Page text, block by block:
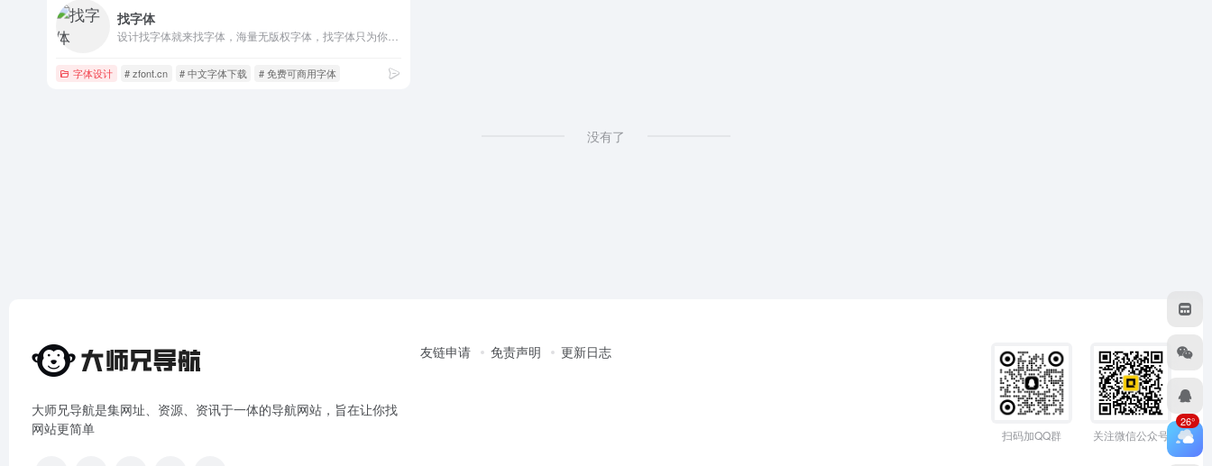
找字体
字体设计 # zfont.cn # 中文字体下载 # 免费可商用字体
没有了
大师兄导航是集网址、资源、资讯于一体的导航网站，旨在让你找
网站更简单
友链申请 免责声明 更新日志
扫码加QQ群 关注微信公众号
26°